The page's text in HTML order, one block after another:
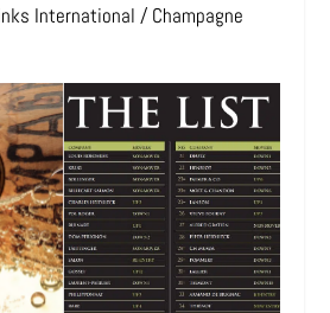
International / Champagne